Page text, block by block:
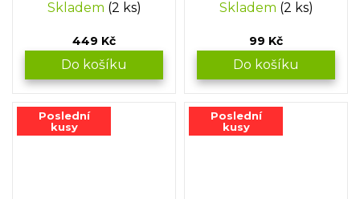
Skladem (2 ks)
449 Kč
Do košíku
Skladem (2 ks)
99 Kč
Do košíku
Poslední
kusy
Poslední
kusy